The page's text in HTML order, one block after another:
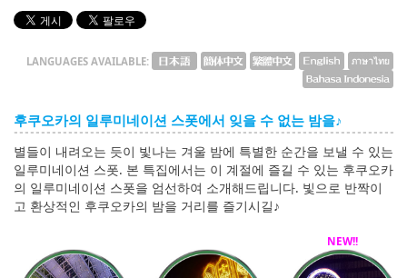
LANGUAGES AVAILABLE:
후쿠오카의 일루미네이션 스폿에서 잊을 수 없는 밤을♪
별들이 내려오는 듯이 빛나는 겨울 밤에 특별한 순간을 보낼 수 있는
일루미네이션 스폿. 본 특집에서는 이 계절에 즐길 수 있는 후쿠오카
의 일루미네이션 스폿을 엄선하여 소개해드립니다. 빛으로 반짝이
고 환상적인 후쿠오카의 밤을 거리를 즐기시길♪
NEW!!